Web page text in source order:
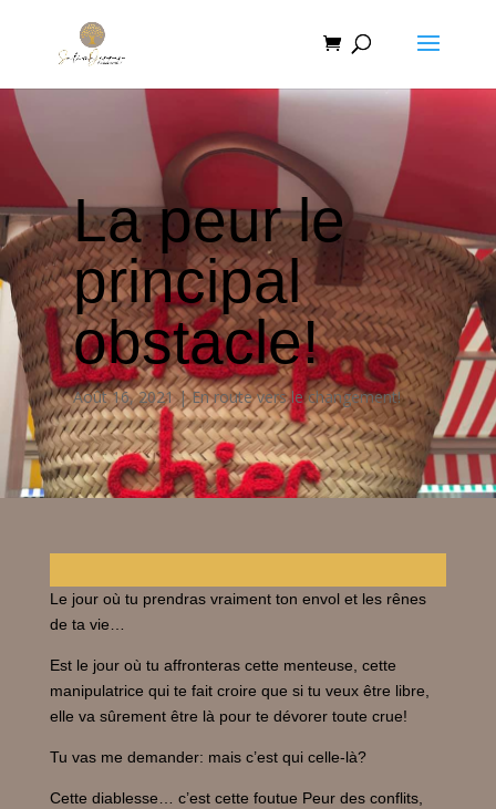
La peur le
principal
obstacle!
Août 16, 2021 En route vers le changement!
Le jour où tu prendras vraiment ton envol et les rênes
de ta vie…
Est le jour où tu affronteras cette menteuse, cette
manipulatrice qui te fait croire que si tu veux être libre,
elle va sûrement être là pour te dévorer toute crue!
Tu vas me demander: mais c’est qui celle-là?
Cette diablesse… c’est cette foutue Peur des conflits,